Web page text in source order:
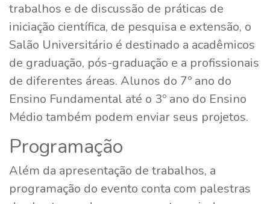
trabalhos e de discussão de práticas de
iniciação científica, de pesquisa e extensão, o
Salão Universitário é destinado a acadêmicos
de graduação, pós-graduação e a profissionais
de diferentes áreas. Alunos do 7º ano do
Ensino Fundamental até o 3º ano do Ensino
Médio também podem enviar seus projetos.
Programação
Além da apresentação de trabalhos, a
programação do evento conta com palestras